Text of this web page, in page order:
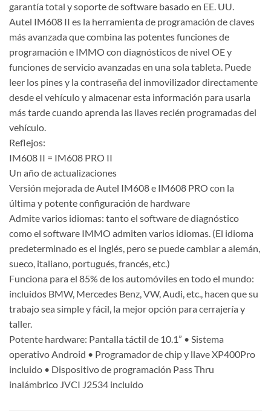
garantía total y soporte de software basado en EE. UU.
Autel IM608 II es la herramienta de programación de claves
más avanzada que combina las potentes funciones de
programación e IMMO con diagnósticos de nivel OE y
funciones de servicio avanzadas en una sola tableta. Puede
leer los pines y la contraseña del inmovilizador directamente
desde el vehículo y almacenar esta información para usarla
más tarde cuando aprenda las llaves recién programadas del
vehículo.
Reflejos:
IM608 II = IM608 PRO II
Un año de actualizaciones
Versión mejorada de Autel IM608 e IM608 PRO con la
última y potente configuración de hardware
Admite varios idiomas: tanto el software de diagnóstico
como el software IMMO admiten varios idiomas. (El idioma
predeterminado es el inglés, pero se puede cambiar a alemán,
sueco, italiano, portugués, francés, etc.)
Funciona para el 85% de los automóviles en todo el mundo:
incluidos BMW, Mercedes Benz, VW, Audi, etc., hacen que su
trabajo sea simple y fácil, la mejor opción para cerrajería y
taller.
Potente hardware: Pantalla táctil de 10.1” • Sistema
operativo Android • Programador de chip y llave XP400Pro
incluido • Dispositivo de programación Pass Thru
inalámbrico JVCI J2534 incluido